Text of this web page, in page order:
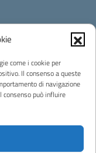
come i cookie per
Il consenso a queste
di navigazione
consenso può influire
icli_108